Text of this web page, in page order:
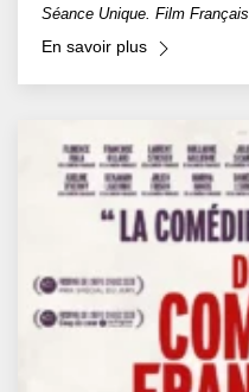
Séance Unique. Film Français
En savoir plus